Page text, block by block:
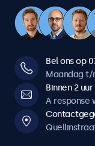
Bel ons op
Maandag t/
Binnen 2
A response